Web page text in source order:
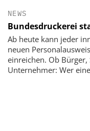
NEWS
Bundesdruckerei
Ab heute kann jeder
neuen
einreichen. Ob
Unternehmer: Wer